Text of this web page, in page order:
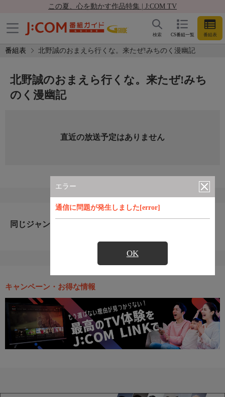
この夏、心を動かす作品特集 | J:COM TV
CS番組一覧 番組表
検索
番組表 北野誠のおまえら行くな。来たぜ!みちのく漫幽記
エラー
通信に問題が発生しました[error]
OK
北野誠のおまえら行くな。来たぜ!みち
のく漫幽記
直近の放送予定はありません
同じジャンルのおすすめ番組
キャンペーン・お得な情報